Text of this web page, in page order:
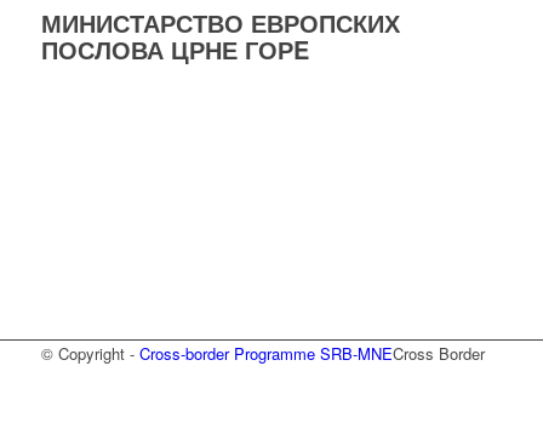
МИНИСТАРСТВО ЕВРОПСКИХ
ПОСЛОВА ЦРНЕ ГОРE
© Copyright - Cross-border Programme SRB-MNECross Border